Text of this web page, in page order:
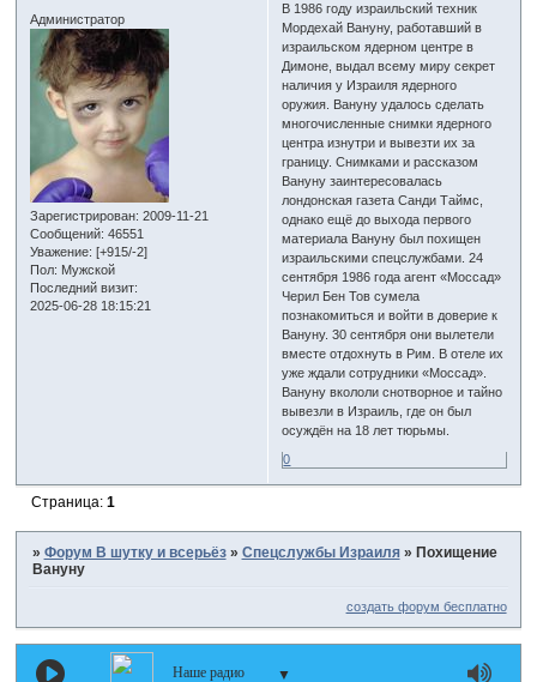
Администратор
Зарегистрирован: 2009-11-21
Сообщений: 46551
Уважение: [+915/-2]
Пол: Мужской
Последний визит:
2025-06-28 18:15:21
В 1986 году израильский техник
Мордехай Вануну, работавший в
израильском ядерном центре в
Димоне, выдал всему миру секрет
наличия у Израиля ядерного
оружия. Вануну удалось сделать
многочисленные снимки ядерного
центра изнутри и вывезти их за
границу. Снимками и рассказом
Вануну заинтересовалась
лондонская газета Санди Таймс,
однако ещё до выхода первого
материала Вануну был похищен
израильскими спецслужбами. 24
сентября 1986 года агент «Моссад»
Черил Бен Тов сумела
познакомиться и войти в доверие к
Вануну. 30 сентября они вылетели
вместе отдохнуть в Рим. В отеле их
уже ждали сотрудники «Моссад».
Вануну вкололи снотворное и тайно
вывезли в Израиль, где он был
осуждён на 18 лет тюрьмы.
0
Страница: 1
» Форум В шутку и всерьёз » Спецслужбы Израиля » Похищение
Вануну
создать форум бесплатно
Наше радио ▼